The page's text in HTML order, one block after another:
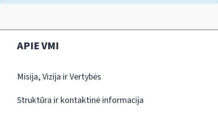
APIE VMI
Misija, Vizija ir Vertybės
Struktūra ir kontaktinė informacija